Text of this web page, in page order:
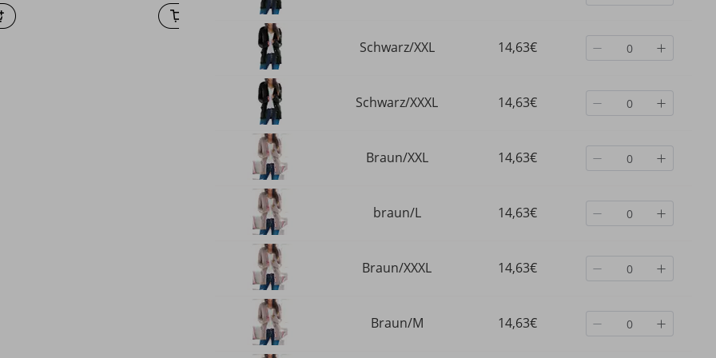
Herbst/Winter
Schwarz/XXL 14,63€
Schwarz/XXXL 14,63€
Braun/XXL 14,63€
braun/L 14,63€
Braun/XXXL 14,63€
Braun/M 14,63€